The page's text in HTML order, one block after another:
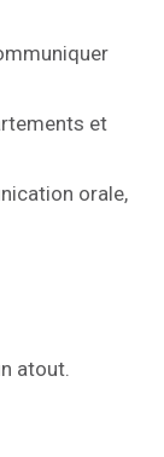
et
orale,
atout.